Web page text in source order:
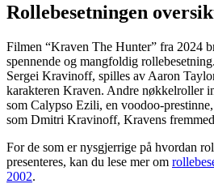
Rollebesetningen
Filmen “Kraven The Hunter” fra 2024
spennende og mangfoldig
Sergei Kravinoff, spilles av Aaron
karakteren Kraven. Andre nøkkelroller
som Calypso Ezili, en voodoo-
som Dmitri Kravinoff, Kravens
For de som er nysgjerrige på hvordan
presenteres, kan du lese mer om
2002.